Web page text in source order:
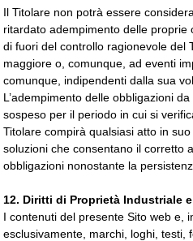
Il Titolare non potrà essere
ritardato adempimento delle proprie
di fuori del controllo ragionevole del
maggiore o, comunque, ad eventi
comunque, indipendenti dalla sua
L’adempimento delle obbligazioni
sospeso per il periodo in cui si
Titolare compirà qualsiasi atto in
soluzioni che consentano il corretto
obbligazioni nonostante la
12. Diritti di Proprietà Industriale
I contenuti del presente Sito web e,
esclusivamente, marchi, loghi, testi,